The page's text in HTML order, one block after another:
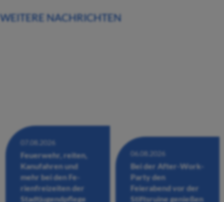
WEITERE NACHRICHTEN
07.08.2026
Feuerwehr, reiten,
Kanufahren und
mehr bei den Fe-
rienfreizeiten der
Stadtjugendpflege
06.08.2026
Bei der After-Work-
Party den
Feierabend vor der
Stiftsruine genießen